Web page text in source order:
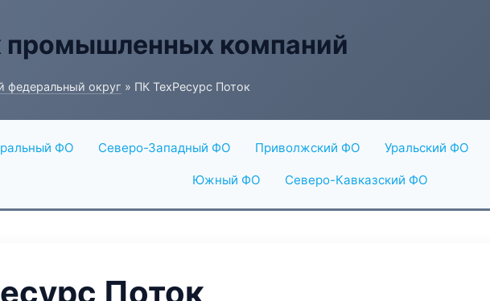
промышленных компаний
федеральный округ » ПК ТехРесурс Поток
ФО Северо-Западный ФО Приволжский ФО Уральский ФО
Южный ФО Северо-Кавказский ФО
Поток